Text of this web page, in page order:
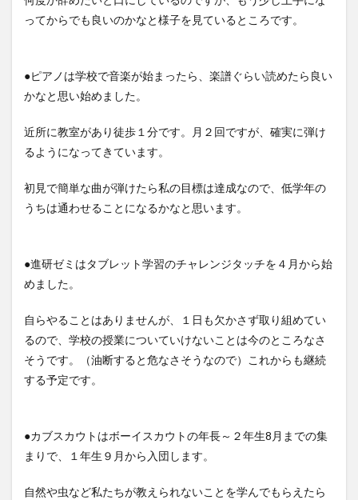
ってからでも良いのかなと様子を見ているところです。
●ピアノは学校で音楽が始まったら、楽譜ぐらい読めたら良い
かなと思い始めました。
近所に教室があり徒歩１分です。月２回ですが、確実に弾け
るようになってきています。
初見で簡単な曲が弾けたら私の目標は達成なので、低学年の
うちは通わせることになるかなと思います。
●進研ゼミはタブレット学習のチャレンジタッチを４月から始
めました。
自らやることはありませんが、１日も欠かさず取り組めてい
るので、学校の授業についていけないことは今のところなさ
そうです。（油断すると危なさそうなので）これからも継続
する予定です。
●カブスカウトはボーイスカウトの年長～２年生8月までの集
まりで、１年生９月から入団します。
自然や虫など私たちが教えられないことを学んでもらえたら